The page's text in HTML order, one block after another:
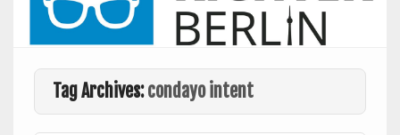
Tag Archives:condayo intent